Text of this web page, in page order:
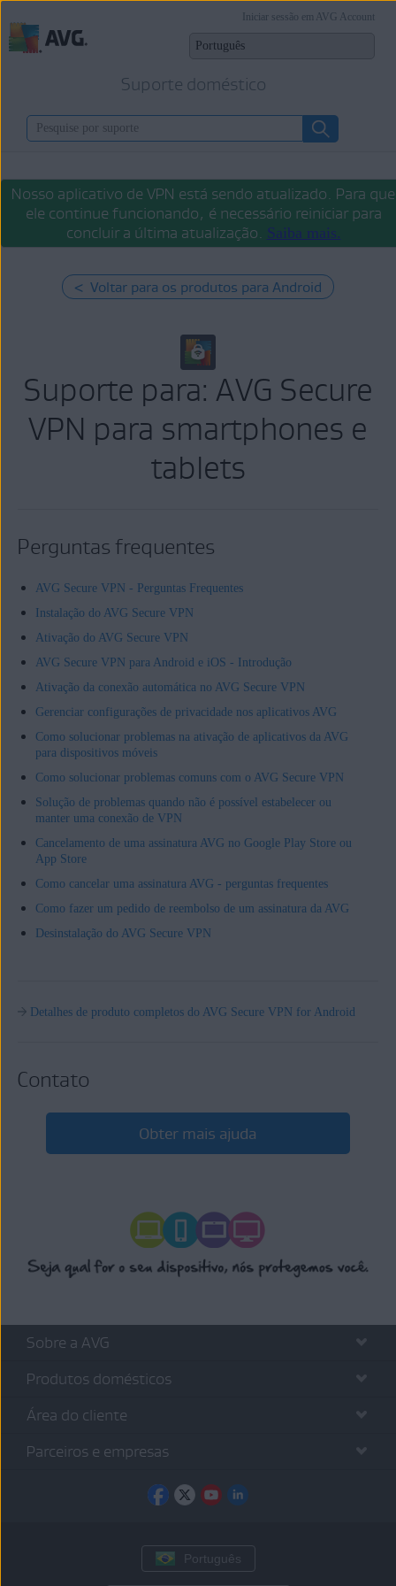
Suporte doméstico
Iniciar sessão em AVG Account
Nosso aplicativo de VPN está sendo atualizado. Para que
ele continue funcionando, é necessário reiniciar para
concluir a última atualização. Saiba mais.
< Voltar para os produtos para Android
Suporte para: AVG Secure
VPN para smartphones e
tablets
Perguntas frequentes
AVG Secure VPN - Perguntas Frequentes
Instalação do AVG Secure VPN
Ativação do AVG Secure VPN
AVG Secure VPN para Android e iOS - Introdução
Ativação da conexão automática no AVG Secure VPN
Gerenciar configurações de privacidade nos aplicativos AVG
Como solucionar problemas na ativação de aplicativos da AVG
para dispositivos móveis
Como solucionar problemas comuns com o AVG Secure VPN
Solução de problemas quando não é possível estabelecer ou
manter uma conexão de VPN
Cancelamento de uma assinatura AVG no Google Play Store ou
App Store
Como cancelar uma assinatura AVG - perguntas frequentes
Como fazer um pedido de reembolso de um assinatura da AVG
Desinstalação do AVG Secure VPN
Detalhes de produto completos do AVG Secure VPN for Android
Contato
Obter mais ajuda
Sobre a AVG
Produtos domésticos
Área do cliente
Parceiros e empresas
Português